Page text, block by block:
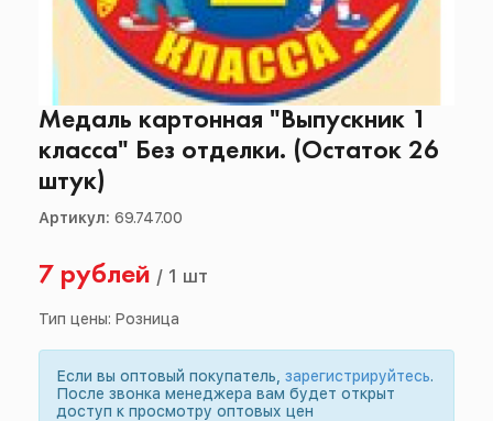
Медаль картонная "Выпускник 1
класса" Без отделки. (Остаток 26
штук)
Артикул: 69.747.00
7 рублей / 1 шт
Тип цены: Розница
Если вы оптовый покупатель, зарегистрируйтесь.
После звонка менеджера вам будет открыт
доступ к просмотру оптовых цен